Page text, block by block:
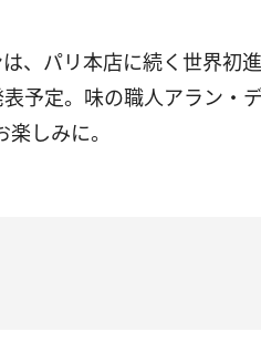
、パリ本店に続く世界初
予定。味の職人アラン・
しみに。